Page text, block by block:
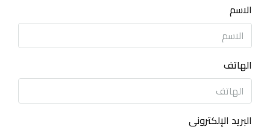
الاسم
الهاتف
البريد الإلكتروني